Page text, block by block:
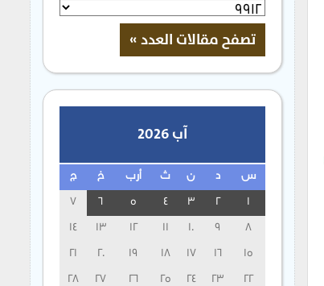
آب 2026
س د ن ث أرب خ ج
1
2
3
4
5
6
7
8
9
10
11
12
13
14
15
16
17
18
19
20
21
22
23
24
25
26
27
28